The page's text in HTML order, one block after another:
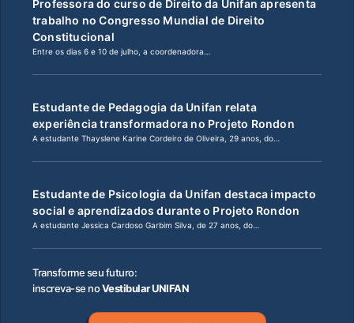
Professora do curso de Direito da Unifan apresenta
trabalho no Congresso Mundial de Direito
Constitucional
Entre os dias 6 e 10 de julho, a coordenadora…
Estudante de Pedagogia da Unifan relata
experiência transformadora no Projeto Rondon
A estudante Thayslene Karine Cordeiro de Oliveira, 29 anos, do…
Estudante de Psicologia da Unifan destaca impacto
social e aprendizados durante o Projeto Rondon
A estudante Jessica Cardoso Garbim Silva, de 27 anos, do…
Transforme seu futuro:
inscreva-se noVestibular UNIFAN